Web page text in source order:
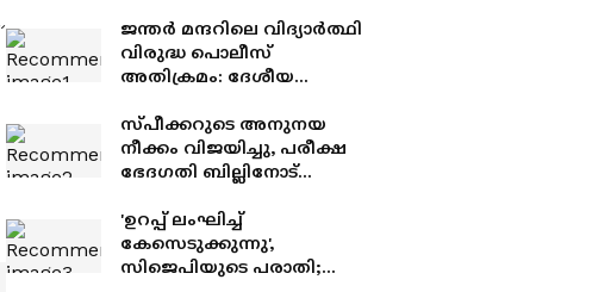
ജന്തർ മന്ദറിലെ വിദ്യാർത്ഥി
വിരുദ്ധ പൊലീസ്
അതിക്രമം: ദേശീയ
കമ്മീഷനിൽ പരാതി
നൽകി
സ്പീക്കറുടെ അനുനയ
നീക്കം വിജയിച്ചു, പരീക്ഷ
ഭേദഗതി ബില്ലിനോട്
നാളെ ലോക്സഭയിൽ
ചർച്ച; പെല്ലറ്റ്
പ്രയോഗത്തിൽ ഷാ മറുപടി
'ഉറപ്പ് ലംഘിച്ച്
കേസെടുക്കുന്നു',
സിജെപിയുടെ പരാതി;